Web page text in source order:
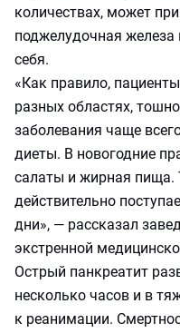
количествах, может
поджелудочная
себя.
«Как правило,
разных областях,
заболевания чаще
диеты. В новогодние
салаты и жирная пища.
действительно
дни», — рассказал
экстренной
Острый панкреатит
несколько часов и в
к реанимации.